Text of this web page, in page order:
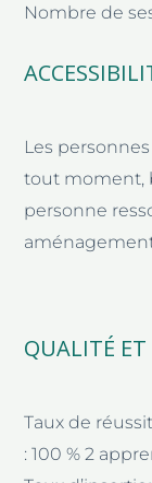
Nombre de
Les
tout moment,
personne
QUALITÉ
Taux de
: 100 % 2